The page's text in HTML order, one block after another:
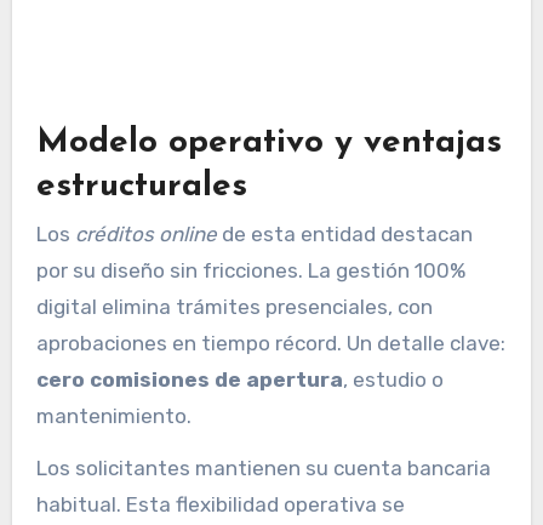
Modelo operativo y ventajas
estructurales
Los créditos onlinede esta entidad destacan
por su diseño sin fricciones. La gestión 100%
digital elimina trámites presenciales, con
aprobaciones en tiempo récord. Un detalle clave:
cero comisiones de apertura, estudio o
mantenimiento.
Los solicitantes mantienen su cuenta bancaria
habitual. Esta flexibilidad operativa se